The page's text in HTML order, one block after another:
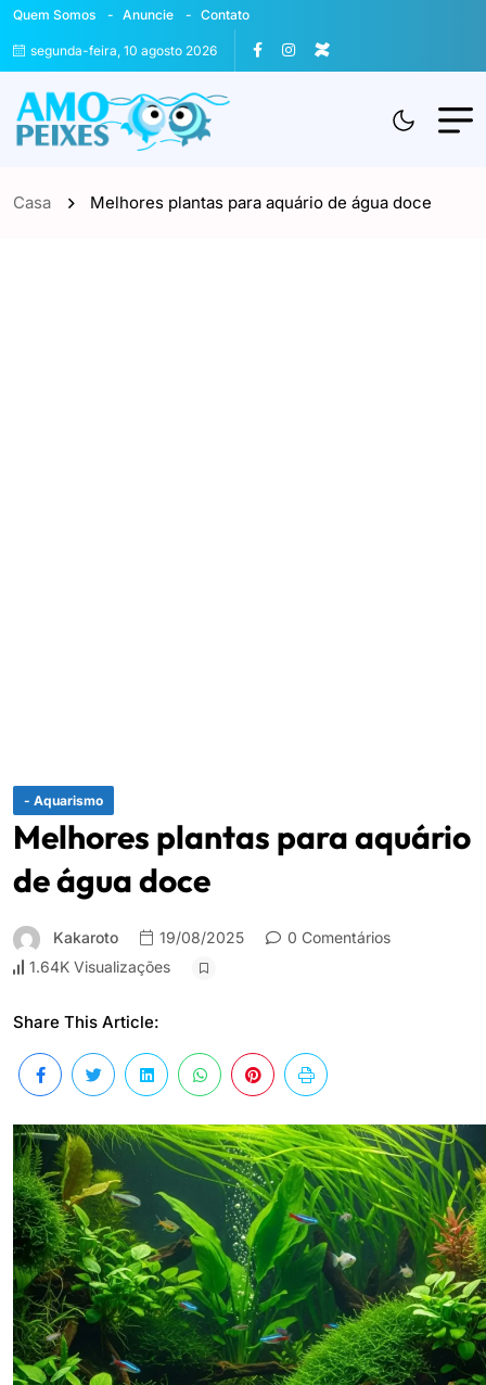
Quem Somos Anuncie Contato
segunda-feira, 10 agosto 2026
Casa Melhores plantas para aquário de água doce
- Aquarismo
Melhores plantas para aquário
de água doce
Kakaroto 19/08/2025
0 Comentários
1.64K Visualizações
Share This Article: